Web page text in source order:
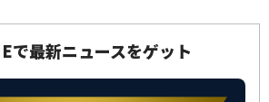
で最新ニュースをゲット